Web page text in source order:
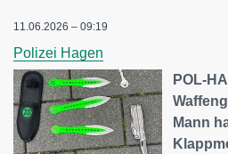
11.06.2026 – 09:19
Polizei Hagen
POL-
Mann